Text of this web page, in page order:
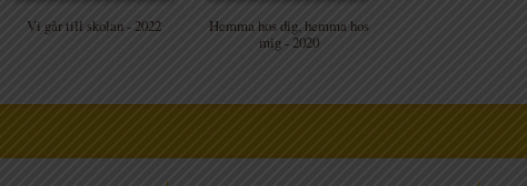
Vi går till skolan - 2022
Hemma hos dig, hemma hos
mig - 2020